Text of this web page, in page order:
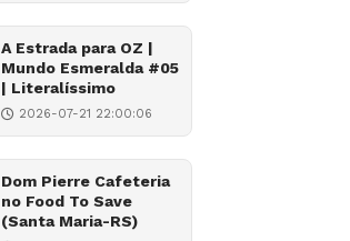
A Estrada para OZ |
Mundo Esmeralda #05
| Literalíssimo
2026-07-21 22:00:06
Dom Pierre Cafeteria
no Food To Save
(Santa Maria-RS)